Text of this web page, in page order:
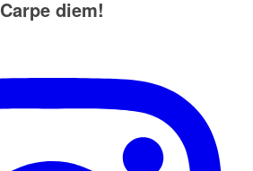
Carpe diem!